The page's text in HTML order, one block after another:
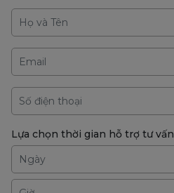
Lựa chọn thời gian hỗ trợ tư vấn